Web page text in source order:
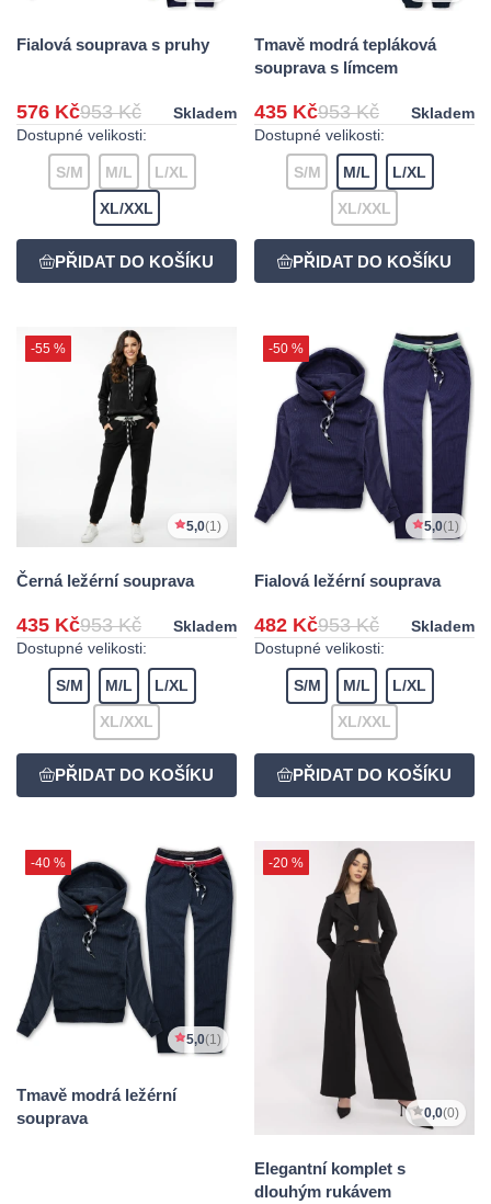
Fialová souprava s pruhy
576 Kč953 Kč
Skladem
Dostupné velikosti:
S/M M/L L/XL
XL/XXL
Tmavě modrá tepláková
souprava s límcem
435 Kč953 Kč
Skladem
Dostupné velikosti:
S/M M/L L/XL
XL/XXL
-55 %
5,0(1)
Černá ležérní souprava
435 Kč953 Kč
Skladem
Dostupné velikosti:
S/M M/L L/XL
XL/XXL
-50 %
5,0(1)
Fialová ležérní souprava
482 Kč953 Kč
Skladem
Dostupné velikosti:
S/M M/L L/XL
XL/XXL
-40 %
5,0(1)
Tmavě modrá ležérní
souprava
-20 %
0,0(0)
Elegantní komplet s
dlouhým rukávem